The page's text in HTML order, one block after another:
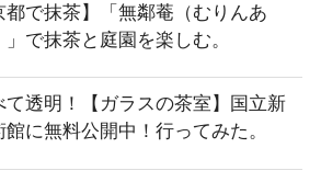
都で抹茶】「無鄰菴（むりんあ
」で抹茶と庭園を楽しむ。
て透明！【ガラスの茶室】国立新
館に無料公開中！行ってみた。